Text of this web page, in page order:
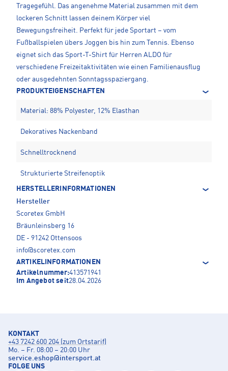
Tragegefühl. Das angenehme Material zusammen mit dem
lockeren Schnitt lassen deinem Körper viel
Bewegungsfreiheit. Perfekt für jede Sportart – vom
Fußballspielen übers Joggen bis hin zum Tennis. Ebenso
eignet sich das Sport-T-Shirt für Herren ALDO für
verschiedene Freizeitaktivitäten wie einen Familienausflug
oder ausgedehnten Sonntagsspaziergang.
PRODUKTEIGENSCHAFTEN
Material: 88% Polyester, 12% Elasthan
Dekoratives Nackenband
Schnelltrocknend
Strukturierte Streifenoptik
HERSTELLERINFORMATIONEN
Hersteller
Scoretex GmbH
Bräunleinsberg 16
DE - 91242 Ottensoos
info@scoretex.com
ARTIKELINFORMATIONEN
Artikelnummer:413571941
Im Angebot seit28.04.2026
KONTAKT
+43 7242 600 204 (zum Ortstarif)
Mo. – Fr. 08:00 – 20:00 Uhr
service.eshop@intersport.at
FOLGE UNS